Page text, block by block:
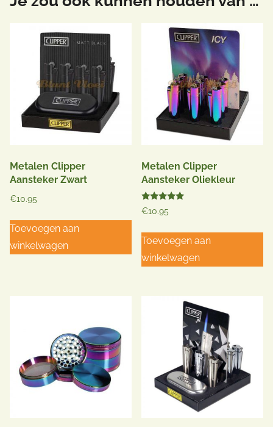
Metalen Clipper
Aansteker Zwart
€10.95
Toevoegen aan
winkelwagen
Metalen Clipper
Aansteker Oliekleur
Gewaardeerd
5.00
€10.95
Toevoegen aan
winkelwagen